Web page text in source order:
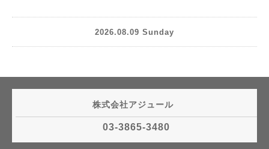
2026.08.09 Sunday
株式会社アジュール
03-3865-3480